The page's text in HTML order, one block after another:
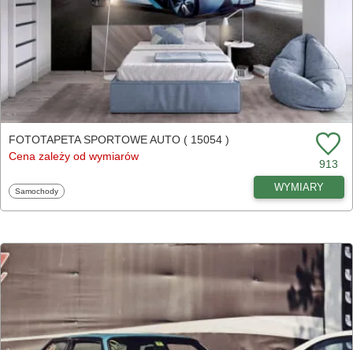
FOTOTAPETA SPORTOWE AUTO ( 15054 )
Cena zależy od wymiarów
913
Fototapety
Samochody WYMIARY